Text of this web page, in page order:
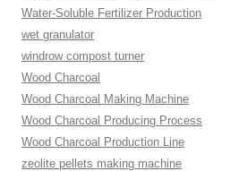
Water-Soluble Fertilizer Production
wet granulator
windrow compost turner
Wood Charcoal
Wood Charcoal Making Machine
Wood Charcoal Producing Process
Wood Charcoal Production Line
zeolite pellets making machine